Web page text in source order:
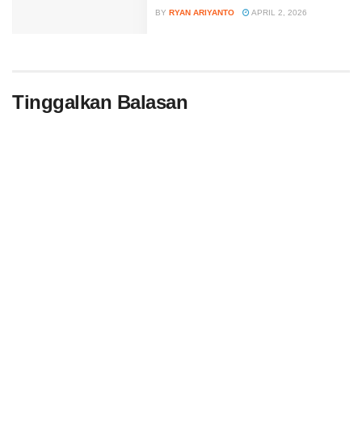
BY RYAN ARIYANTO APRIL 2, 2026
Tinggalkan Balasan